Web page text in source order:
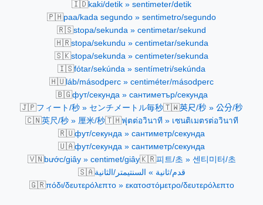
🇮🇩kaki/detik » sentimeter/detik
🇵🇭paa/kada segundo » sentimetro/segundo
🇷🇸stopa/sekunda » centimetar/sekund
🇭🇷stopa/sekundu » centimetar/sekunda
🇸🇰stopa/sekunda » centimeter/sekunda
🇮🇸fótar/sekúnda » sentímetri/sekúnda
🇭🇺láb/másodperc » centiméter/másodperc
🇧🇬фут/секунда » сантиметър/секунда
🇯🇵フィート/秒 » センチメートル毎秒🇹🇼英尺/秒 » 公分/秒
🇨🇳英尺/秒 » 厘米/秒🇹🇭ฟุตต่อวินาที » เซนติเมตรต่อวินาที
🇷🇺фут/секунда » сантиметр/секунда
🇺🇦фут/секунда » сантиметр/секунда
🇻🇳bước/giây » centimet/giây🇰🇷피트/초 » 센티미터/초
🇸🇦قدم/ثانية » السنتيمتر/الثانية
🇬🇷πόδι/δευτερόλεπτο » εκατοστόμετρο/δευτερόλεπτο